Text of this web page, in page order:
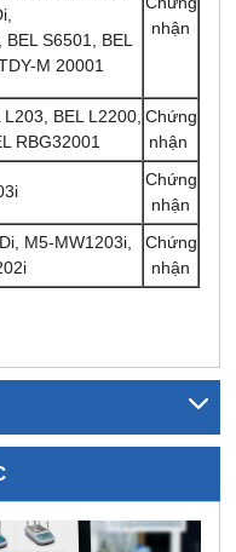
BEL S6501, BEL
M 20001
nhận
BEL L2200,
RBG32001
Chứng
nhận
Chứng
nhận
M5-MW1203i,
Chứng
nhận